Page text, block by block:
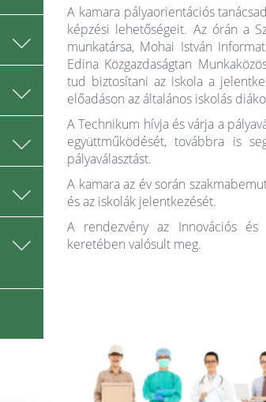
A kamara pályaorientációs
képzési lehetőségeit. Az órán a
munkatársa, Mohai István
Edina Közgazdaságtan
tud biztosítani az iskola a
előadáson az általános iskolás
A Technikum hívja és várja a
együttműködését, továbbra is
pályaválasztást.
A kamara az év során
és az iskolák jelentkezését.
A rendezvény az Innovációs és
keretében valósult meg.